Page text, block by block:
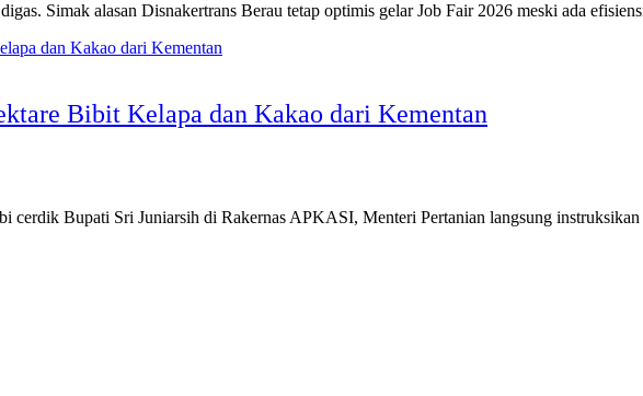
Simak alasan Disnakertrans Berau tetap optimis gelar Job Fair 2026 meski ada
Bibit Kelapa dan Kakao dari Kementan
cerdik Bupati Sri Juniarsih di Rakernas APKASI, Menteri Pertanian langsung